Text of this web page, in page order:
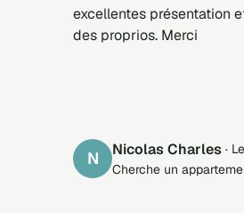
excellentes présentation
des proprios. Merci
N Nicolas Charles ·
Cherche un